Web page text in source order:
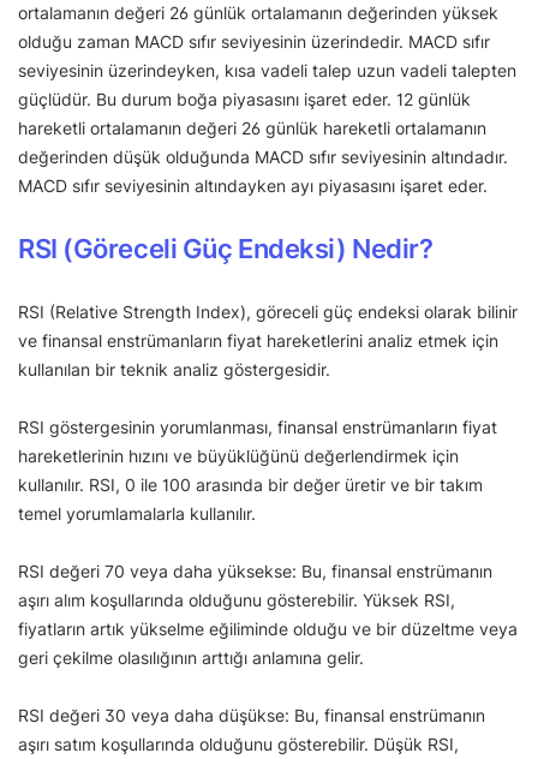
ortalamanın değeri 26 günlük ortalamanın değerinden yüksek
olduğu zaman MACD sıfır seviyesinin üzerindedir. MACD sıfır
seviyesinin üzerindeyken, kısa vadeli talep uzun vadeli talepten
güçlüdür. Bu durum boğa piyasasını işaret eder. 12 günlük
hareketli ortalamanın değeri 26 günlük hareketli ortalamanın
değerinden düşük olduğunda MACD sıfır seviyesinin altındadır.
MACD sıfır seviyesinin altındayken ayı piyasasını işaret eder.
RSI (Göreceli Güç Endeksi) Nedir?
RSI (Relative Strength Index), göreceli güç endeksi olarak bilinir
ve finansal enstrümanların fiyat hareketlerini analiz etmek için
kullanılan bir teknik analiz göstergesidir.
RSI göstergesinin yorumlanması, finansal enstrümanların fiyat
hareketlerinin hızını ve büyüklüğünü değerlendirmek için
kullanılır. RSI, 0 ile 100 arasında bir değer üretir ve bir takım
temel yorumlamalarla kullanılır.
RSI değeri 70 veya daha yüksekse: Bu, finansal enstrümanın
aşırı alım koşullarında olduğunu gösterebilir. Yüksek RSI,
fiyatların artık yükselme eğiliminde olduğu ve bir düzeltme veya
geri çekilme olasılığının arttığı anlamına gelir.
RSI değeri 30 veya daha düşükse: Bu, finansal enstrümanın
aşırı satım koşullarında olduğunu gösterebilir. Düşük RSI,